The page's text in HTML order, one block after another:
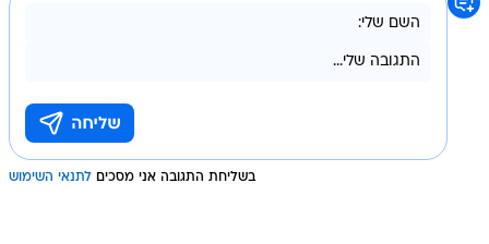
בשליחת התגובה אני מסכים לתנאי השימוש